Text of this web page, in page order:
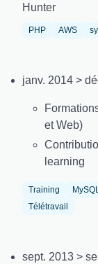
Hunter
PHP AWS
janv. 2014 >
et Web)
learning
Training
Télétravail
sept. 2013 >